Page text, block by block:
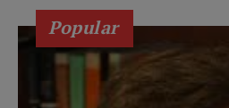
Popular